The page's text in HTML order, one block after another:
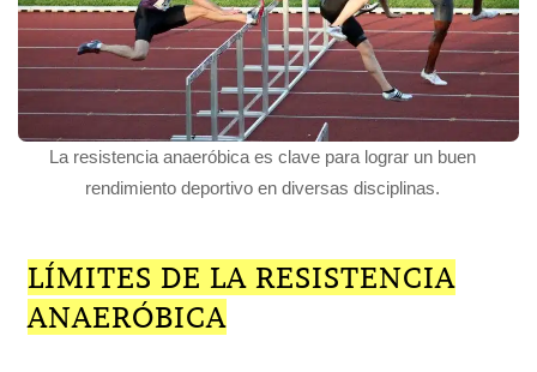
La resistencia anaeróbica es clave para lograr un buen
rendimiento deportivo en diversas disciplinas.
LÍMITES DE LA RESISTENCIA
ANAERÓBICA